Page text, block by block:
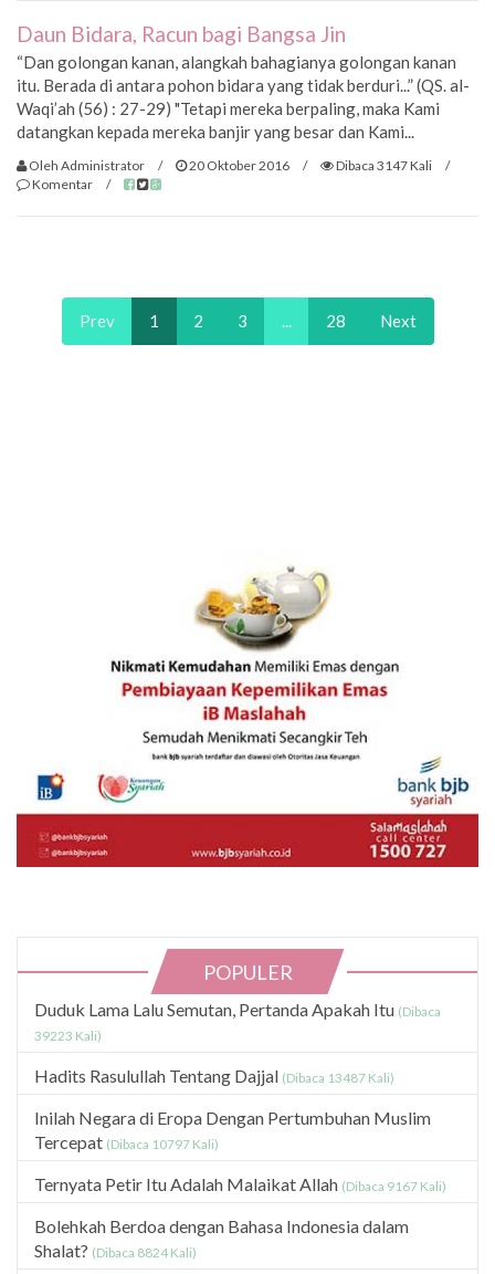
Daun Bidara, Racun bagi Bangsa Jin
“Dan golongan kanan, alangkah bahagianya golongan kanan
itu. Berada di antara pohon bidara yang tidak berduri...” (QS. al-
Waqi’ah (56) : 27-29) "Tetapi mereka berpaling, maka Kami
datangkan kepada mereka banjir yang besar dan Kami...
Oleh Administrator / 20 Oktober 2016 / Dibaca 3147 Kali
/
Komentar
/
Prev 1 2 3 ... 28 Next
POPULER
Duduk Lama Lalu Semutan, Pertanda Apakah Itu (Dibaca
39223 Kali)
Hadits Rasulullah Tentang Dajjal (Dibaca 13487 Kali)
Inilah Negara di Eropa Dengan Pertumbuhan Muslim
Tercepat (Dibaca 10797 Kali)
Ternyata Petir Itu Adalah Malaikat Allah (Dibaca 9167 Kali)
Bolehkah Berdoa dengan Bahasa Indonesia dalam
Shalat? (Dibaca 8824 Kali)